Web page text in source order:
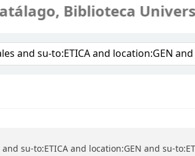
Biblioteca
su-to:ETICA and location:GEN and su-